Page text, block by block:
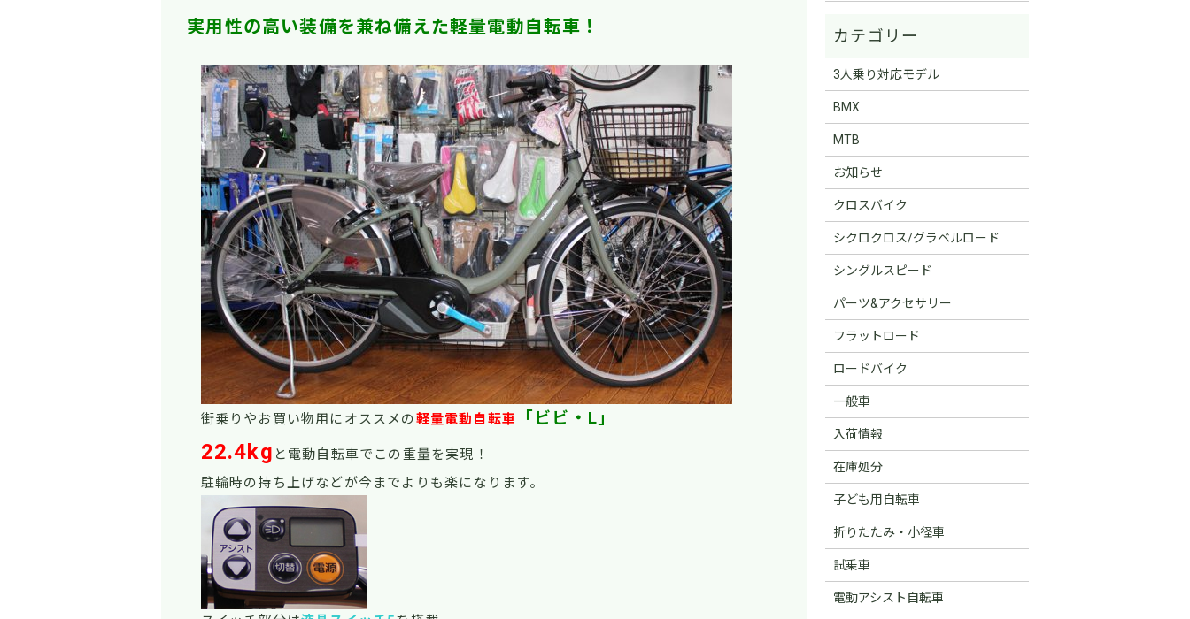
実用性の高い装備を兼ね備えた軽量電動自転車！
街乗りやお買い物用にオススメの 軽量電動自転車 「ビビ・L」
22.4kg と電動自転車でこの重量を実現！
駐輪時の持ち上げなどが今までよりも楽になります。
3人乗り対応モデル
BMX
MTB
お知らせ
クロスバイク
シクロクロス/グラベルロード
シングルスピード
パーツ&アクセサリー
フラットロード
ロードバイク
一般車
入荷情報
在庫処分
子ども用自転車
折りたたみ・小径車
試乗車
電動アシスト自転車